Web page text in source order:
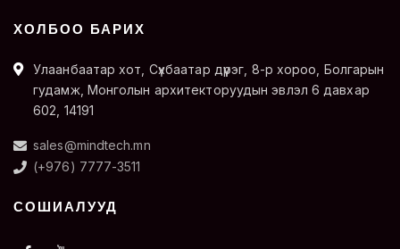
ХОЛБОО БАРИХ
Улаанбаатар хот, Сүхбаатар дүүрэг, 8-р хороо, Болгарын
гудамж, Монголын архитекторуудын эвлэл 6 давхар
602, 14191
sales@mindtech.mn
(+976) 7777-3511
СОШИАЛУУД